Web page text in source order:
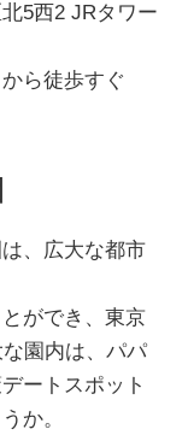
西2 JRタワー
ら徒歩すぐ
、広大な都市
ができ、東京
園内は、パパ
ートスポット
か。